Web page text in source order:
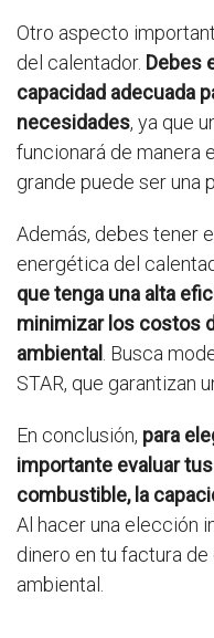
Otro aspecto
del calentador. Debes
capacidad adecuada
necesidades, ya que
funcionará de manera
grande puede ser una
Además, debes tener
energética del
que tenga una alta
minimizar los costos
ambiental . Busca
STAR, que garantizan
En conclusión, para
importante evaluar
combustible, la
Al hacer una elección
dinero en tu factura
ambiental.